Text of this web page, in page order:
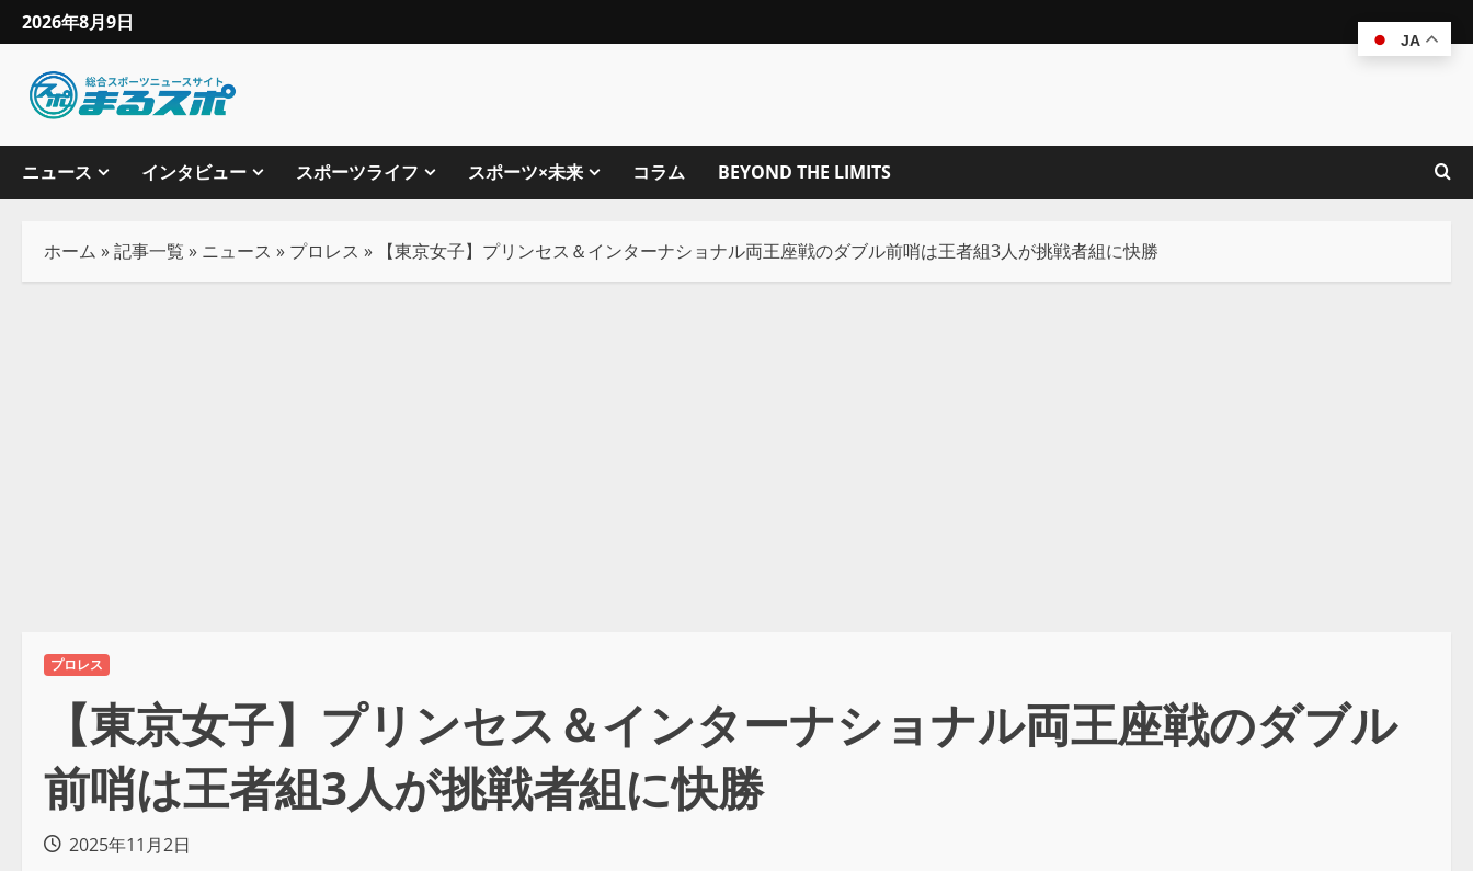
2026年8月9日
ニュース インタビュー スポーツライフ スポーツ×未来 コラム BEYOND THE LIMITS
ホーム »記事一覧 » ニュース » プロレス » 【東京女子】プリンセス＆インターナショナル両王座戦のダブル前哨は王者組3人が挑戦者組に快勝
プロレス
【東京女子】プリンセス＆インターナショナル両王座戦のダブル
前哨は王者組3人が挑戦者組に快勝
2025年11月2日
JA